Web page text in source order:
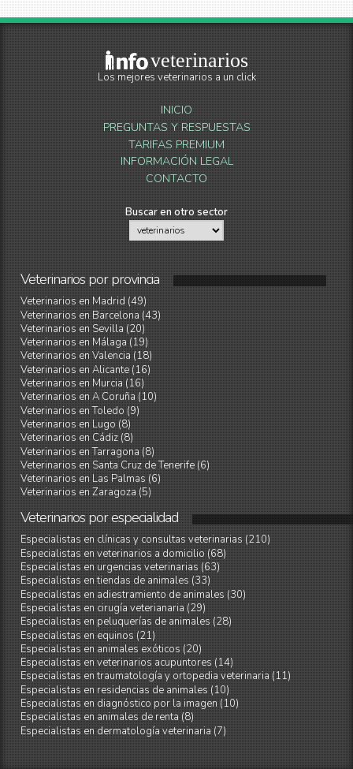
veterinarios
Los mejores veterinarios a un click
INICIO
PREGUNTAS Y RESPUESTAS
TARIFAS PREMIUM
INFORMACIÓN LEGAL
CONTACTO
Buscar en otro sector
Veterinariosporprovincia
Veterinarios en Madrid (49)
Veterinarios en Barcelona (43)
Veterinarios en Sevilla (20)
Veterinarios en Málaga (19)
Veterinarios en Valencia (18)
Veterinarios en Alicante (16)
Veterinarios en Murcia (16)
Veterinarios en A Coruña (10)
Veterinarios en Toledo (9)
Veterinarios en Lugo (8)
Veterinarios en Cádiz (8)
Veterinarios en Tarragona (8)
Veterinarios en Santa Cruz de Tenerife (6)
Veterinarios en Las Palmas (6)
Veterinarios en Zaragoza (5)
Veterinariosporespecialidad
Especialistas en clínicas y consultas veterinarias (210)
Especialistas en veterinarios a domicilio (68)
Especialistas en urgencias veterinarias (63)
Especialistas en tiendas de animales (33)
Especialistas en adiestramiento de animales (30)
Especialistas en cirugía veterianaria (29)
Especialistas en peluquerías de animales (28)
Especialistas en equinos (21)
Especialistas en animales exóticos (20)
Especialistas en veterinarios acupuntores (14)
Especialistas en traumatología y ortopedia veterinaria (11)
Especialistas en residencias de animales (10)
Especialistas en diagnóstico por la imagen (10)
Especialistas en animales de renta (8)
Especialistas en dermatología veterinaria (7)